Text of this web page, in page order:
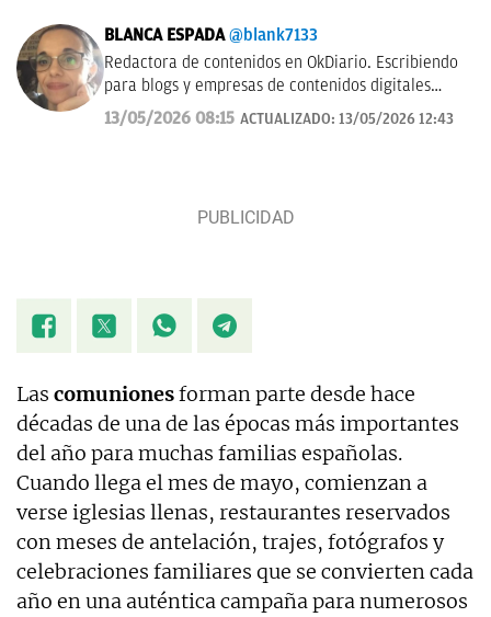
BLANCA ESPADA @blank7133
Redactora de contenidos en OkDiario. Escribiendo
para blogs y empresas de contenidos digitales
desde 2007.
13/05/2026 08:15 ACTUALIZADO: 13/05/2026 12:43
Las comunionesforman parte desde hace
décadas de una de las épocas más importantes
del año para muchas familias españolas.
Cuando llega el mes de mayo, comienzan a
verse iglesias llenas, restaurantes reservados
con meses de antelación, trajes, fotógrafos y
celebraciones familiares que se convierten cada
año en una auténtica campaña para numerosos